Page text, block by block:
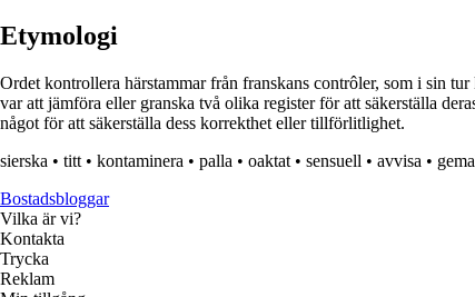
Etymologi
Ordet kontrollera härstammar från franskans contrôler, som i sin
var att jämföra eller granska två olika register för att säkerställa
något för att säkerställa dess korrekthet eller tillförlitlighet.
sierska • titt • kontaminera • palla • oaktat • sensuell • avvisa •
Bostadsbloggar
Vilka är vi?
Kontakta
Trycka
Reklam